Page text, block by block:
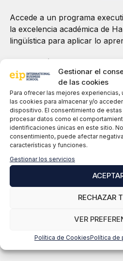
Gestionar el
de las cookies
Para ofrecer las mejores
las cookies para almacenar y/o
dispositivo. El consentimiento de
procesar datos como el
identificaciones únicas en este sitio.
consentimiento, puede afectar
características y funciones.
Gestionar los servicios
RECHAZAR
VER
Política de CookiesPolítica de
Accede a un programa
la excelencia académica de
lingüística para aplicar lo
¡Lleva tu liderazgo a un
Disponible en
Diferentes
Inmersión